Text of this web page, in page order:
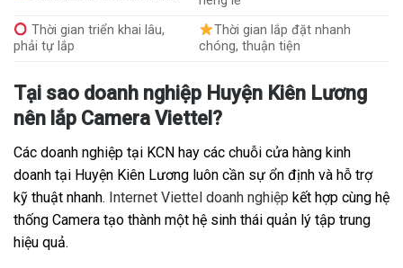
Thời gian triển khai lâu,
phải tự lắp
Thời gian lắp đặt nhanh
chóng, thuận tiện
Tại sao doanh nghiệp Huyện Kiên Lương
nên lắp Camera Viettel?
Các doanh nghiệp tại KCN hay các chuỗi cửa hàng kinh
doanh tại Huyện Kiên Lương luôn cần sự ổn định và hỗ trợ
kỹ thuật nhanh. Internet Viettel doanh nghiệp kết hợp cùng hệ
thống Camera tạo thành một hệ sinh thái quản lý tập trung
hiệu quả.